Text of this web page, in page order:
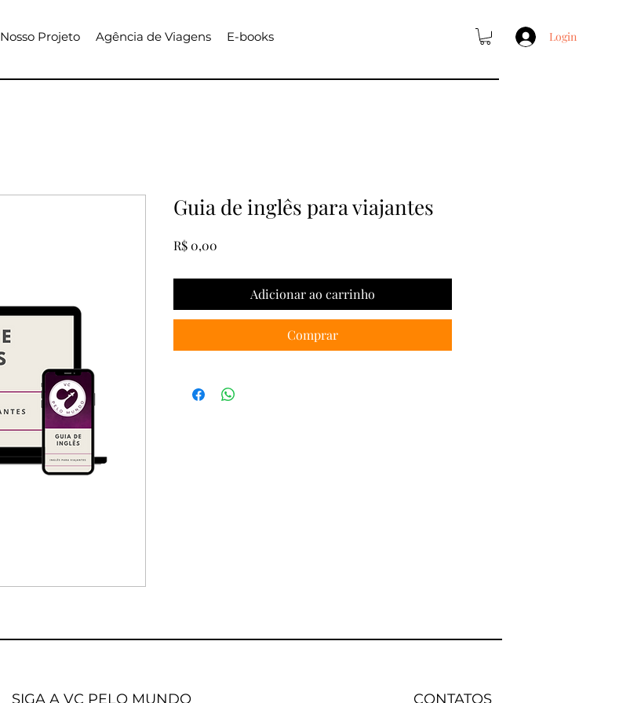
Nosso Projeto Agência de Viagens E-books Login
Guia de inglês para viajantes
R$ 0,00
Adicionar ao carrinho
Comprar
SIGA A VC PELO MUNDO CONTATOS